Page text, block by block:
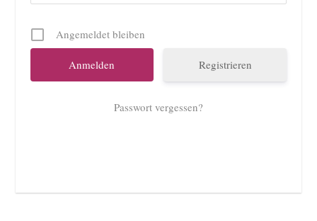
Angemeldet bleiben
Registrieren
Passwort vergessen?